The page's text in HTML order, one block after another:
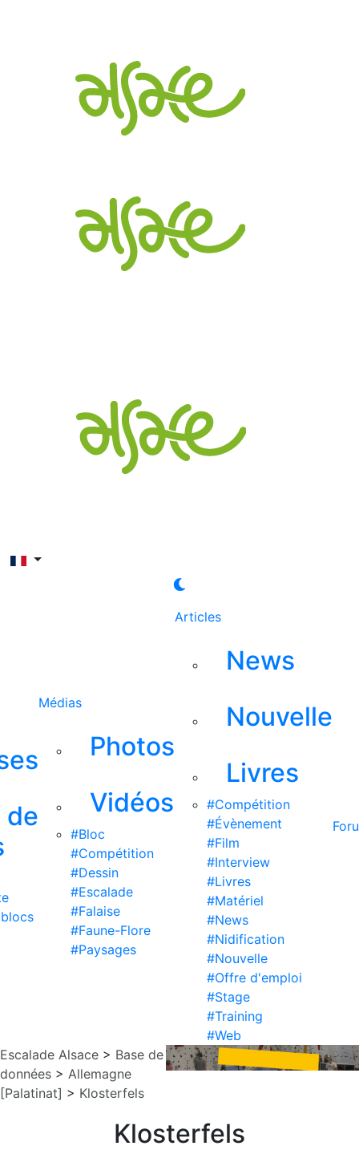
de
Médias
Photos
Vidéos
#Bloc
#Compétition
#Dessin
#Escalade
#Falaise
#Faune-Flore
#Paysages
Articles
News
Nouvelle
Livres
#Compétition
#Évènement
#Film
#Interview
#Livres
#Matériel
#News
#Nidification
#Nouvelle
#Offre d'emploi
#Stage
#Training
#Web
Escalade Alsace > Base de
données > Allemagne
[Palatinat] > Klosterfels
Klosterfels